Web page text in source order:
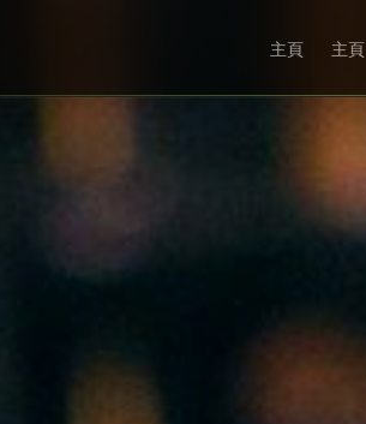
主頁 主頁